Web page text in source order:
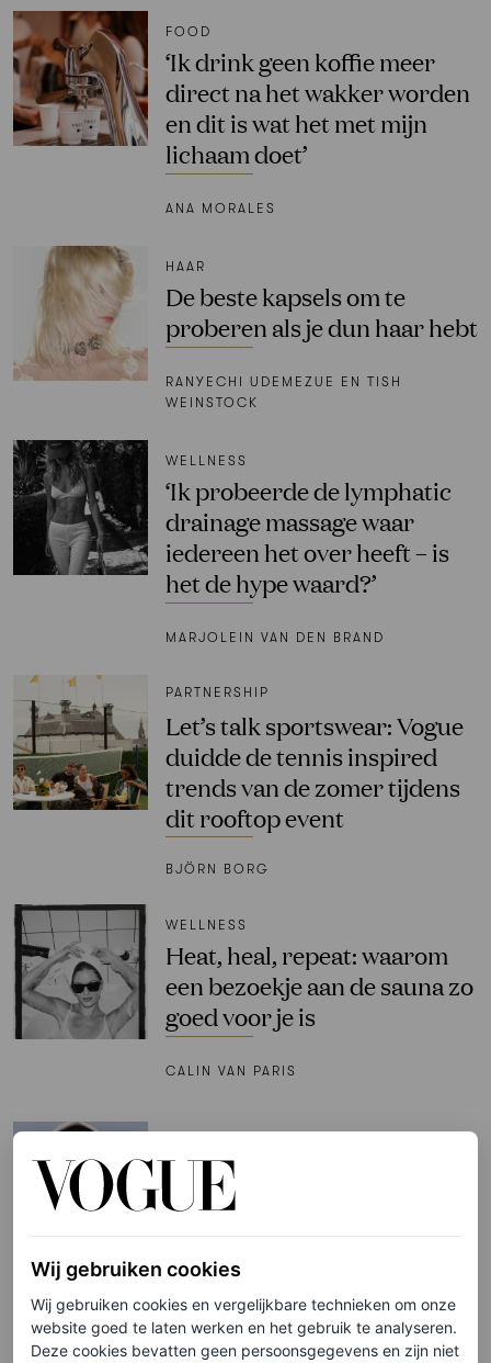
FOOD
‘Ik drink geen koffie meer
direct na het wakker worden
en dit is wat het met mijn
lichaam doet’
ANA MORALES
HAAR
De beste kapsels om te
proberen als je dun haar hebt
RANYECHI UDEMEZUE EN TISH
WEINSTOCK
WELLNESS
‘Ik probeerde de lymphatic
drainage massage waar
iedereen het over heeft – is
het de hype waard?’
MARJOLEIN VAN DEN BRAND
PARTNERSHIP
Let’s talk sportswear: Vogue
duidde de tennis inspired
trends van de zomer tijdens
dit rooftop event
BJÖRN BORG
WELLNESS
Heat, heal, repeat: waarom
een bezoekje aan de sauna zo
goed voor je is
CALIN VAN PARIS
SOS droge lippen! Vogue to
the rescue: de beste
lippenbalsems en lip
treatments voor de zomer
VOGUE
Wij gebruiken cookies
Wij gebruiken cookies en vergelijkbare technieken om onze
website goed te laten werken en het gebruik te analyseren.
Deze cookies bevatten geen persoonsgegevens en zijn niet